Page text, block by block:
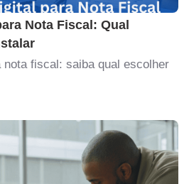
Nota Fiscal: Qual
fiscal: saiba qual escolher